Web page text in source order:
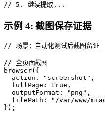
// 5. 继续提取...
示例 4: 截图保存证据
// 场景：自动化测试后截图留证
// 全页面截图
browser({
  action: "screenshot",
  fullPage: true,
  outputFormat: "png",
filePath: "/var/www/
});